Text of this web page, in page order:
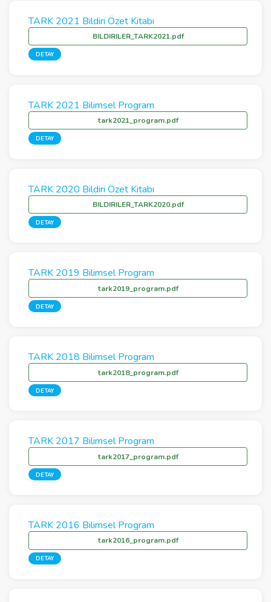
TARK 2021 Bildiri Özet Kitabı
BILDIRILER_TARK2021.pdf
DETAY
TARK 2021 Bilimsel Program
tark2021_program.pdf
DETAY
TARK 2020 Bildiri Özet Kitabı
BILDIRILER_TARK2020.pdf
DETAY
TARK 2019 Bilimsel Program
tark2019_program.pdf
DETAY
TARK 2018 Bilimsel Program
tark2018_program.pdf
DETAY
TARK 2017 Bilimsel Program
tark2017_program.pdf
DETAY
TARK 2016 Bilimsel Program
tark2016_program.pdf
DETAY